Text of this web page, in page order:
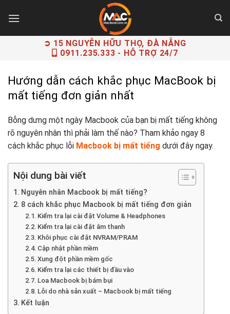
➲ 15 NGUYỄN HỮU THỌ, ĐÀ NẴNG
0911.235.333 - HỖ TRỢ 24/7
Hướng dẫn cách khắc phục MacBook bị
mất tiếng đơn giản nhất
Bỗng dưng một ngày Macbook của bạn bị mất tiếng không
rõ nguyên nhân thì phải làm thế nào? Tham khảo ngay 8
cách khắc phục lỗi Macbook bị mất tiếng dưới đây ngay.
Nội dung bài viết
Nguyên nhân Macbook bị mất tiếng?
8 cách khắc phục Macbook bị mất tiếng đơn giản
Kiểm tra lại cài đặt Volume & Headphones
Kiểm tra lại cài đặt âm thanh
Khôi phục cài đặt NVRAM/PRAM
Cập nhật phần mềm
Xung đột phần mềm gốc
Kiểm tra lại các thiết bị đầu vào
Loa Macbook bị bám bụi
Lỗi do nhà sản xuất – Macbook bị mất tiếng
Kết luận